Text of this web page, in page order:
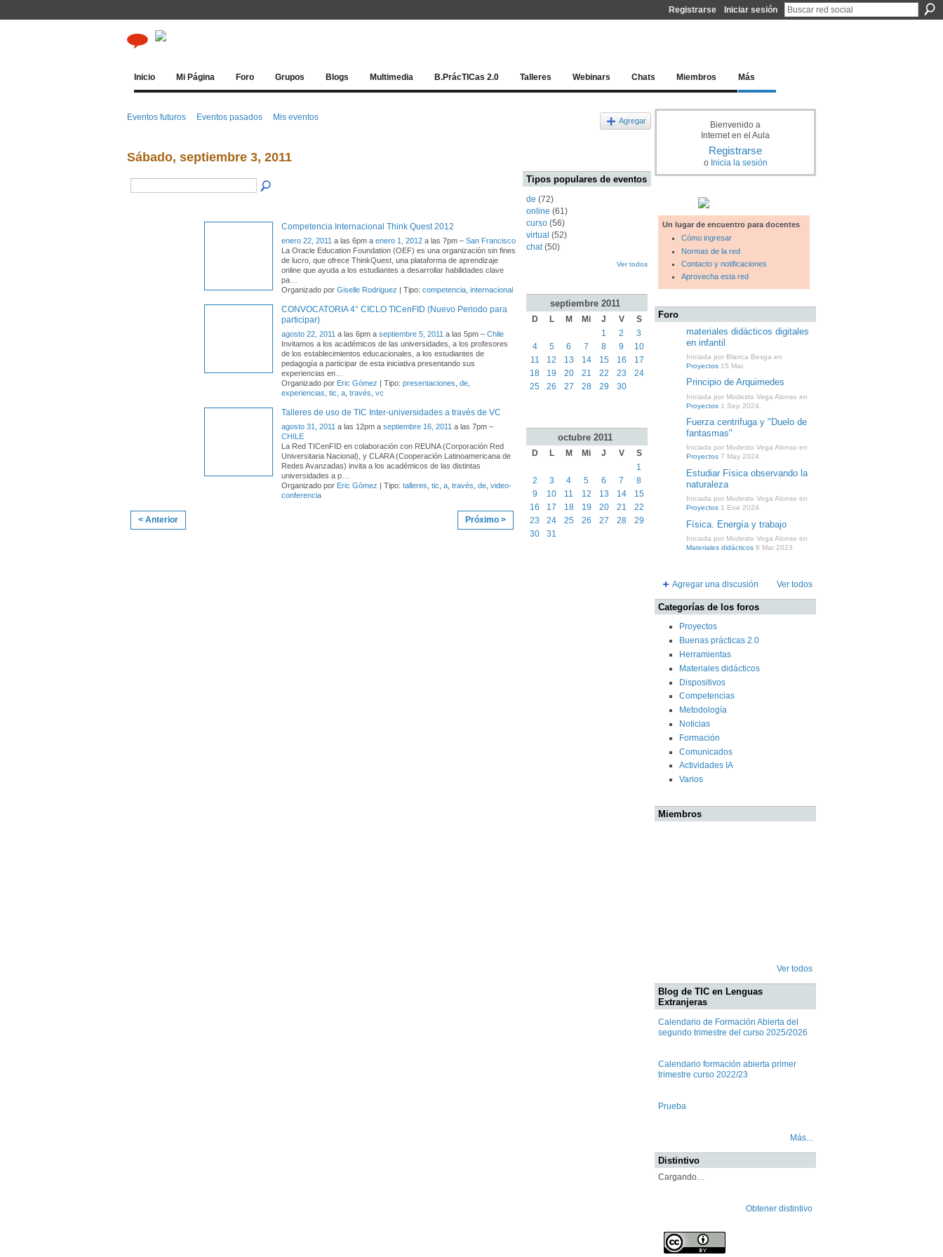
Registrarse Iniciar sesión
Inicio Mi Página Foro Grupos Blogs Multimedia B.PrácTICas 2.0 Talleres Webinars Chats Miembros Más
Eventos futuros Eventos pasados Mis eventos Agregar
Sábado, septiembre 3, 2011
Competencia Internacional Think Quest 2012
enero 22, 2011 a las 6pm a enero 1, 2012 a las 7pm – San Francisco
La Oracle Education Foundation (OEF) es una organización sin fines
de lucro, que ofrece ThinkQuest, una plataforma de aprendizaje
online que ayuda a los estudiantes a desarrollar habilidades clave
pa
Organizado por Giselle Rodriguez | Tipo: competencia internacional
CONVOCATORIA 4° CICLO TICenFID (Nuevo Periodo para
participar)
agosto 22, 2011 a las 6pm a septiembre 5, 2011 a las 5pm – Chile
Invitamos a los académicos de las universidades, a los profesores
de los establecimientos educacionales, a los estudiantes de
pedagogía a participar de esta iniciativa presentando sus
experiencias en
Organizado por Eric Gómez | Tipo: presentaciones de
experiencias tic a través vc
Talleres de uso de TIC Inter-universidades a través de VC
agosto 31, 2011 a las 12pm a septiembre 16, 2011 a las 7pm –
CHILE
La Red TICenFID en colaboración con REUNA (Corporación Red
Universitaria Nacional), y CLARA (Cooperación Latinoamericana de
Redes Avanzadas) invita a los académicos de las distintas
universidades a p…
Organizado por Eric Gómez | Tipo: talleres, tic, a, través, de, video-
conferencia
< Anterior Próximo >
Tipos populares de eventos
de (72)
online (61)
curso (56)
virtual (52)
chat(50)
Ver todos
septiembre 2011
D L M Mi J V
S
1
2
3
4
5 6 7 8 9
10
11
12 13 14 15 16
17
18
19 20 21 22 23
24
25
26 27 28 29 30
octubre 2011
D L M Mi J V
S
1
2
3 4 5 6 7
8
9
10 11 12 13 14
15
16
17 18 19 20 21
22
23
24 25 26 27 28
29
30
31
Bienvenido a
Internet en el Aula
Registrarse
o Inicia la sesión
Un lugar de encuentro para docentes
Cómo ingresar
Normas de la red
Contacto y notificaciones
Aprovecha esta red
Foro
materiales didácticos digitales
en infantil
Iniciada por Blanca Besga en
Proyectos 15 Mar.
Principio de Arquimedes
Iniciada por Modesto Vega Alonso en
Proyectos 1 Sep 2024.
Fuerza centrifuga y "Duelo de
fantasmas"
Iniciada por Modesto Vega Alonso en
Proyectos 7 May 2024.
Estudiar Física observando la
naturaleza
Iniciada por Modesto Vega Alonso en
Proyectos 1 Ene 2024.
Física. Energía y trabajo
Iniciada por Modesto Vega Alonso en
Materiales didácticos 8 Mar 2023.
Agregar una discusión Ver todos
Categorías de los foros
Proyectos
Buenas prácticas 2.0
Herramientas
Materiales didácticos
Dispositivos
Competencias
Metodología
Noticias
Formación
Comunicados
Actividades IA
Varios
Miembros
Ver todos
Blog de TIC en Lenguas
Extranjeras
Calendario de Formación Abierta del
segundo trimestre del curso 2025/2026
Calendario formación abierta primer
trimestre curso 2022/23
Prueba
Más...
Distintivo
Cargando…
Obtener distintivo